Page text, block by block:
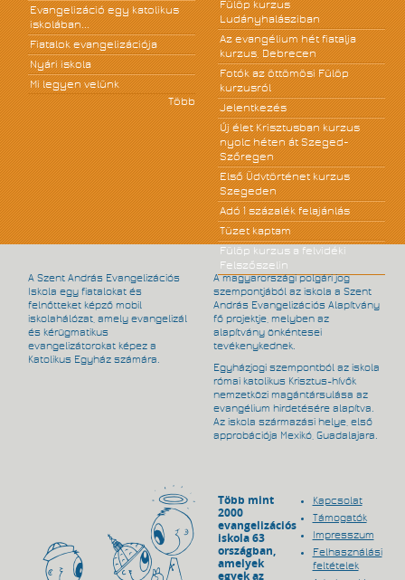
Evangelizáció egy katolikus
iskolában...
Fiatalok evangelizációja
Nyári iskola
Mi legyen velünk
Több
Fülöp kurzus
Ludányhalásziban
Az evangélium hét fiatalja
kurzus, Debrecen
Fotók az öttömösi Fülöp
kurzusról
Jelentkezés
Új élet Krisztusban kurzus
nyolc héten át Szeged-
Szőregen
Első Üdvtörténet kurzus
Szegeden
Adó 1 százalék felajánlás
Tüzet kaptam
Fülöp kurzus a felvidéki
Felszőszelin
A Szent András Evangelizációs
Iskola egy fiatalokat és
felnőtteket képző mobil
iskolahálózat, amely evangelizál
és kérügmatikus
evangelizátorokat képez a
Katolikus Egyház számára.
A magyarországi polgári jog
szempontjából az iskola a Szent
András Evangelizációs Alapítvány
fő projektje, melyben az
alapítvány önkéntesei
tevékenykednek.
Egyházjogi szempontból az iskola
római katolikus Krisztus-hívők
nemzetközi magántársulása az
evangélium hirdetésére alapítva.
Az iskola származási helye, első
approbációja Mexikó, Guadalajara.
Több mint
2000
evangelizációs
iskola 63
országban,
amelyek
egyek az
Kapcsolat
Támogatók
Impresszum
Felhasználási
feltételek